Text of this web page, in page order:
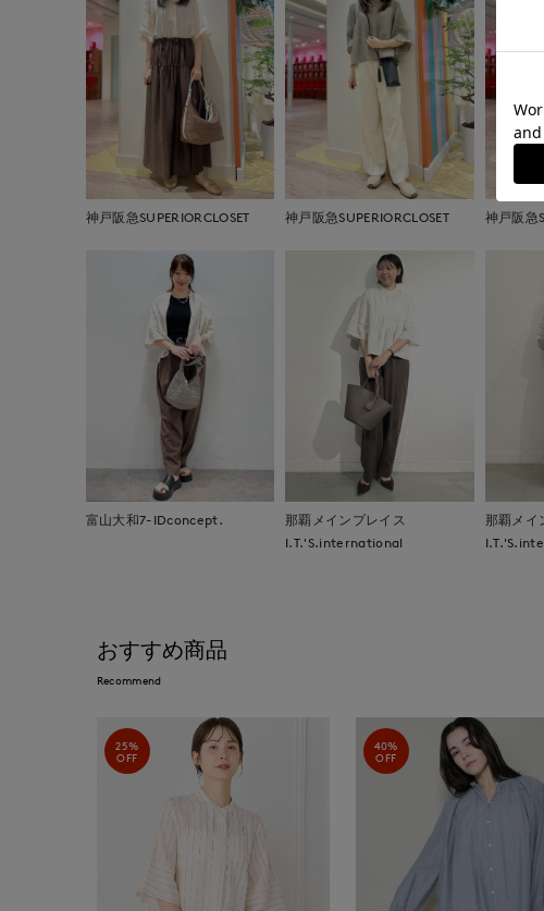
神戸阪急SUPERIORCLOSET 神戸阪急SUPERIORCLOSET 神戸阪急
富山大和7-IDconcept.
那覇メインプレイス
I.T.'S.international
那覇メイ
おすすめ商品
Recommend
25%
OFF
40%
OFF